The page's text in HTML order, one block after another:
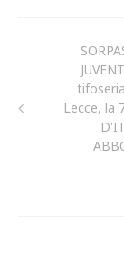
Lecce, la